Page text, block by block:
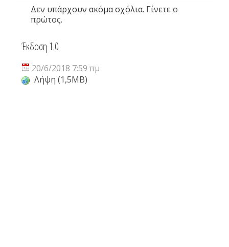
Δεν υπάρχουν ακόμα σχόλια. Γίνετε ο
πρώτος.
Έκδοση 1.0
20/6/2018 7:59 πμ
Λήψη (1,5MB)